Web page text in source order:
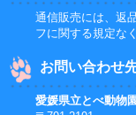
通信販売には、返
フに関する規定な
お問い合わせ
愛媛県立とべ動物園